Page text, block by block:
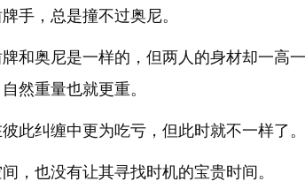
手，总是撞不过奥尼。
和奥尼是一样的，但两人的身材却一高
然重量也就更重。
此纠缠中更为吃亏，但此时就不一样了。
，也没有让其寻找时机的宝贵时间。